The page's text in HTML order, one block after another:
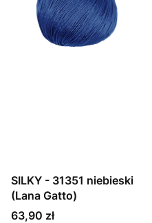
SILKY - 31351 niebieski
(Lana Gatto)
Cena
63,90 zł